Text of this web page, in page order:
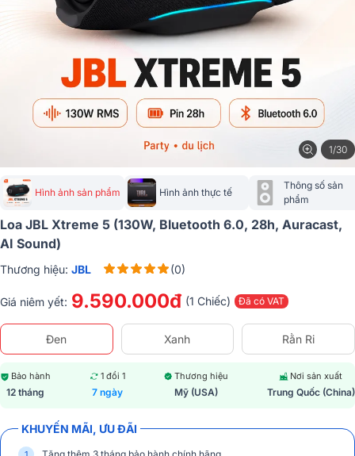
1/30
Hình ảnh sản phẩm Hình ảnh thực tế
Thông số sản
phẩm
Loa JBL Xtreme 5 (130W, Bluetooth 6.0, 28h, Auracast,
AI Sound)
Thương hiệu: JBL (0)
Giá niêm yết: 9.590.000đ (1 Chiếc) Đã có VAT
Đen Xanh Rằn Ri
Bảo hành
12 tháng
1 đổi 1
7 ngày
Thương hiệu
Mỹ (USA)
Nơi sản xuất
Trung Quốc (China)
KHUYẾN MÃI, ƯU ĐÃI